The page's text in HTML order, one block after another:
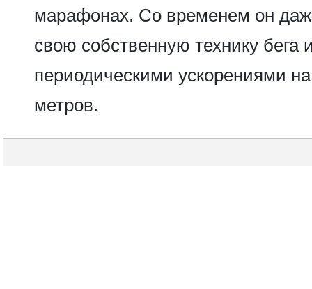
марафонах. Со временем он
свою собственную технику бега
периодическими ускорениями на
метров.